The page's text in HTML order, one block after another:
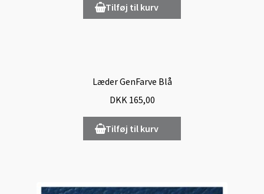
Tilføj til kurv
Læder GenFarve Blå
DKK 165,00
Tilføj til kurv